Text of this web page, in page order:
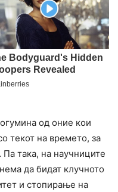
од оние кои
текот на времето, за
така, на научниците
да бидат клучното
и стопирање на